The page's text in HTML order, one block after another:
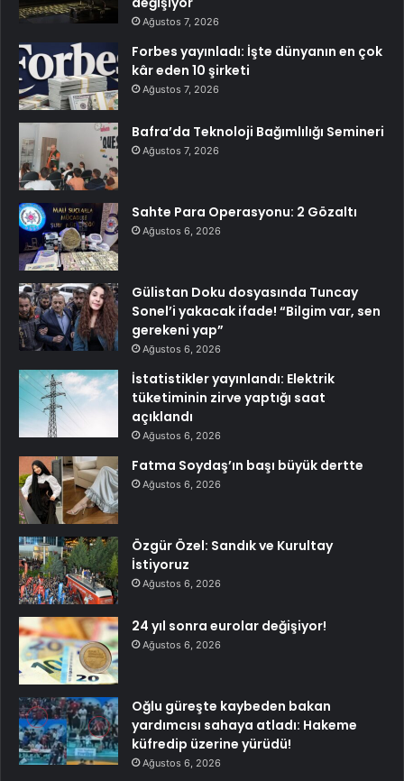
Ağustos 7, 2026
Forbes yayınladı: İşte dünyanın en çok
kâr eden 10 şirketi
Ağustos 7, 2026
Bafra’da Teknoloji Bağımlılığı Semineri
Ağustos 7, 2026
Sahte Para Operasyonu: 2 Gözaltı
Ağustos 6, 2026
Gülistan Doku dosyasında Tuncay
Sonel’i yakacak ifade! “Bilgim var, sen
gerekeni yap”
Ağustos 6, 2026
İstatistikler yayınlandı: Elektrik
tüketiminin zirve yaptığı saat
açıklandı
Ağustos 6, 2026
Fatma Soydaş’ın başı büyük dertte
Ağustos 6, 2026
Özgür Özel: Sandık ve Kurultay
İstiyoruz
Ağustos 6, 2026
24 yıl sonra eurolar değişiyor!
Ağustos 6, 2026
Oğlu güreşte kaybeden bakan
yardımcısı sahaya atladı: Hakeme
küfredip üzerine yürüdü!
Ağustos 6, 2026